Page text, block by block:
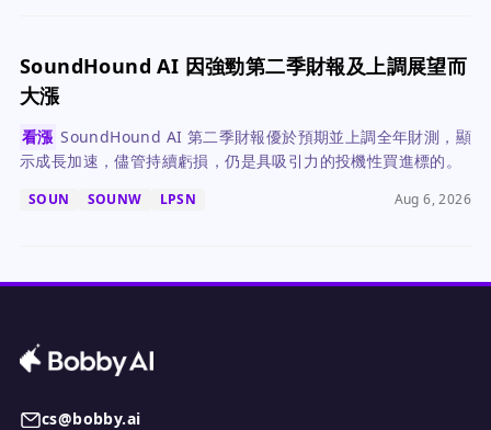
SoundHound AI 因強勁第二季財報及上調展望而
大漲
看漲 SoundHound AI 第二季財報優於預期並上調全年財測，顯
示成長加速，儘管持續虧損，仍是具吸引力的投機性買進標的。
SOUN SOUNW LPSN Aug 6, 2026
cs@bobby.ai